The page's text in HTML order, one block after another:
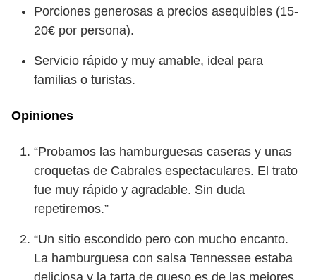
Porciones generosas a precios asequibles (15-
20€ por persona).
Servicio rápido y muy amable, ideal para
familias o turistas.
Opiniones
“Probamos las hamburguesas caseras y unas
croquetas de Cabrales espectaculares. El trato
fue muy rápido y agradable. Sin duda
repetiremos.”
“Un sitio escondido pero con mucho encanto.
La hamburguesa con salsa Tennessee estaba
deliciosa y la tarta de queso es de las mejores